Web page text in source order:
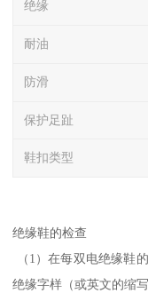
绝缘
耐油
防滑
保护足趾
鞋扣类型
绝缘鞋的检查
（1）在每双电绝缘鞋
绝缘字样（或英文的缩